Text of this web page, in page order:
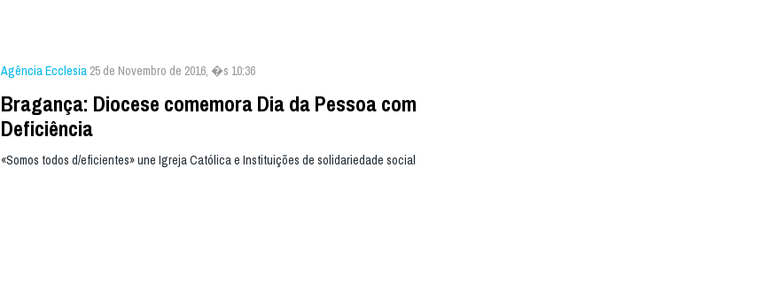
Agência Ecclesia 25 de Novembro de 2016, �s 10:36
Bragança: Diocese comemora Dia da Pessoa com
Deficiência
«Somos todos d/eficientes» une Igreja Católica e Instituições de solidariedade social